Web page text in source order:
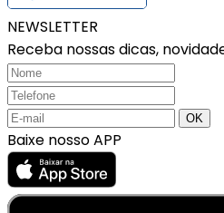
NEWSLETTER
Receba nossas dicas,
Baixe nosso APP